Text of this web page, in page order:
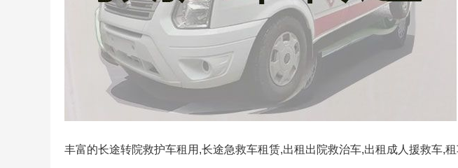
丰富的长途转院救护车租用,长途急救车租赁,出租出院救治车,出租成人援救车,